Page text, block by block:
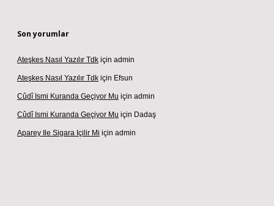
Son yorumlar
Ateşkes Nasıl Yazılır Tdk için admin
Ateşkes Nasıl Yazılır Tdk için Efsun
Cûdî Ismi Kuranda Geçiyor Mu için admin
Cûdî Ismi Kuranda Geçiyor Mu için Dadaş
Aparey Ile Sigara Içilir Mi için admin